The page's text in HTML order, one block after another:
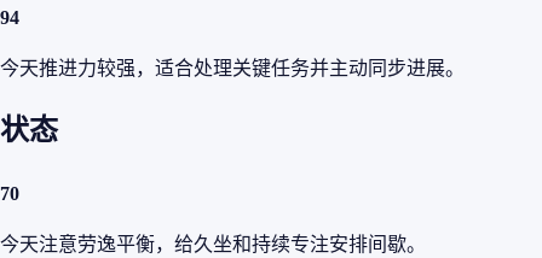
94
今天推进力较强，适合处理关键任务并主动同步进展。
状态
70
今天注意劳逸平衡，给久坐和持续专注安排间歇。